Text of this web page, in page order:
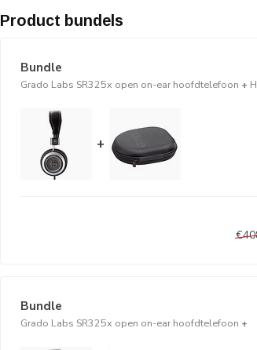
Product bundels
Bundle
Grado Labs SR325x open on-ear hoofdtelefoon +
+
Bundle
Grado Labs SR325x open on-ear hoofdtelefoon +